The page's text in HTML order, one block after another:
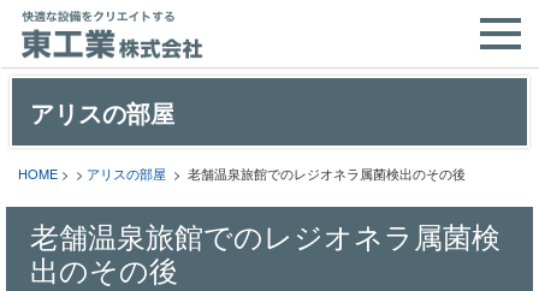
アリスの部屋
HOME > > アリスの部屋 > 老舗温泉旅館でのレジオネラ属菌検出のその後
老舗温泉旅館でのレジオネラ属菌検
出のその後